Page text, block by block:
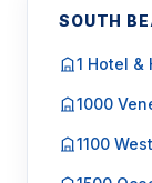
SOUTH
1 Hotel &
1000
1100